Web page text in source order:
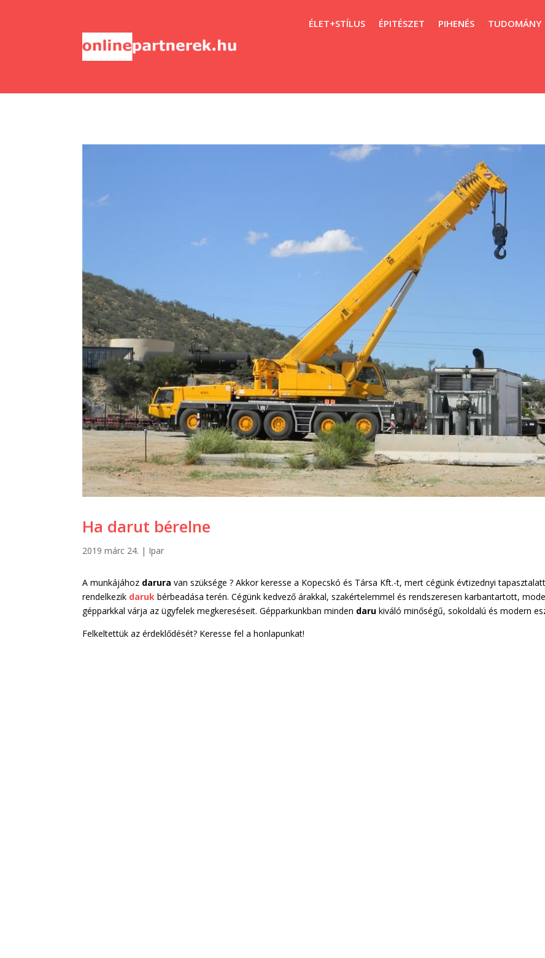
ÉLET+STÍLUS ÉPITÉSZET PIHENÉS TUDOMÁNY
Ha darut bérelne
2019 márc 24. | Ipar
A munkájához darura van szüksége ? Akkor keresse a Kopecskó és Társa Kft.-t, mert cégünk évtizednyi
rendelkezik daruk bérbeadása terén. Cégünk kedvező árakkal, szakértelemmel és rendszeresen karbantartott,
gépparkkal várja az ügyfelek megkereséseit. Gépparkunkban minden daru kiváló minőségű, sokoldalú és modern
Felkeltettük az érdeklődését? Keresse fel a honlapunkat!